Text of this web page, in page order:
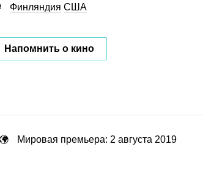
Финляндия США
Напомнить о кино
Мировая премьера: 2 августа 2019